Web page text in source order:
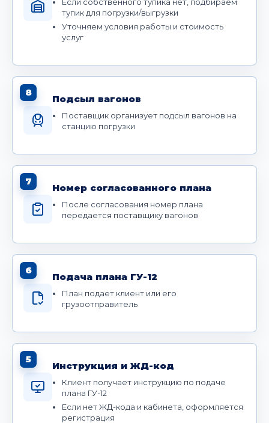
тупик для погрузки/выгрузки
Уточняем условия работы и стоимость
услуг
8
Подсыл вагонов
Поставщик организует подсыл вагонов на
станцию погрузки
7
Номер согласованного плана
После согласования номер плана
передается поставщику вагонов
6
Подача плана ГУ-12
План подает клиент или его
грузоотправитель
5
Инструкция и ЖД-код
Клиент получает инструкцию по подаче
плана ГУ-12
Если нет ЖД-кода и кабинета, оформляется
регистрация